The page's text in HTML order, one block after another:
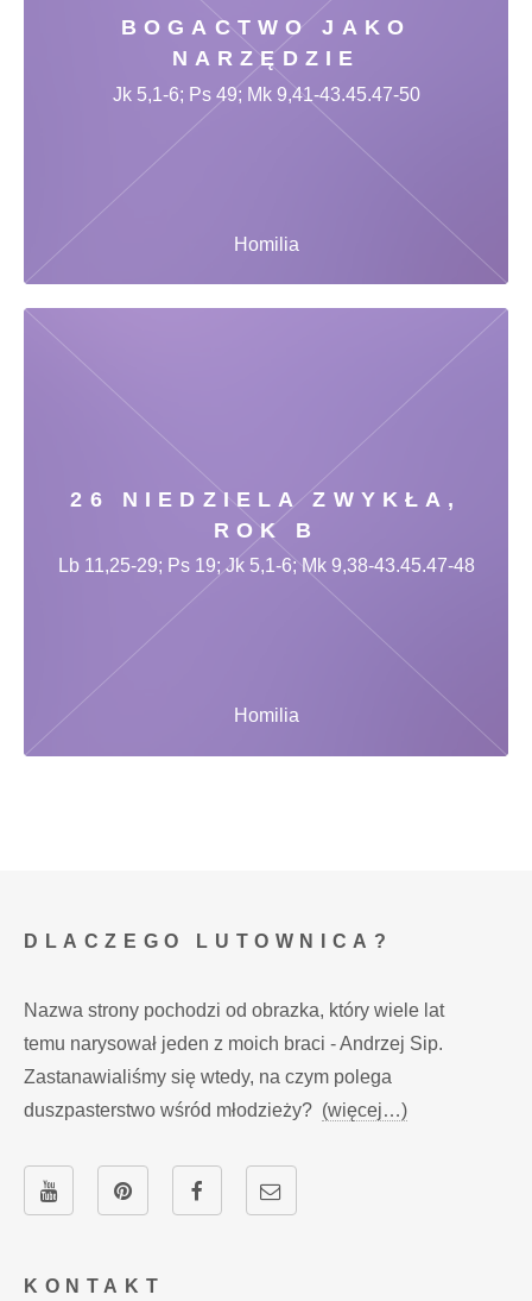
BOGACTWO JAKO
NARZĘDZIE
Homilia
Jk 5,1-6; Ps 49; Mk 9,41-43.45.47-50
26 NIEDZIELA ZWYKŁA,
ROK B
Homilia
Lb 11,25-29; Ps 19; Jk 5,1-6; Mk 9,38-43.45.47-48
KONTAKT
DLACZEGO LUTOWNICA?
Nazwa strony pochodzi od obrazka, który wiele lat
temu narysował jeden z moich braci - Andrzej Sip.
Zastanawialiśmy się wtedy, na czym polega
duszpasterstwo wśród młodzieży? (więcej…)